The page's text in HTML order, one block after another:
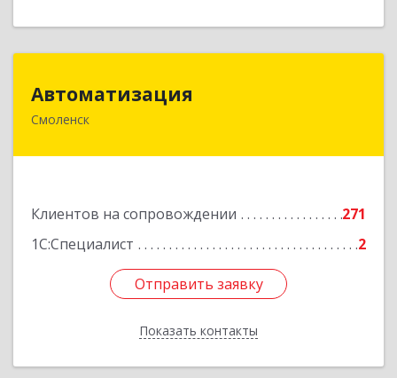
Автоматизация
Смоленск
Клиентов на сопровождении
271
1С:Специалист
2
Отправить заявку
Показать контакты
214019, Смоленская обл, Смоленск г, Марии
Отправить заявку
Назад